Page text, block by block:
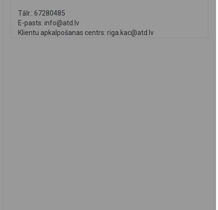
Tālr.: 67280485
E-pasts: info@atd.lv
Klientu apkalpošanas centrs: riga.kac@atd.lv